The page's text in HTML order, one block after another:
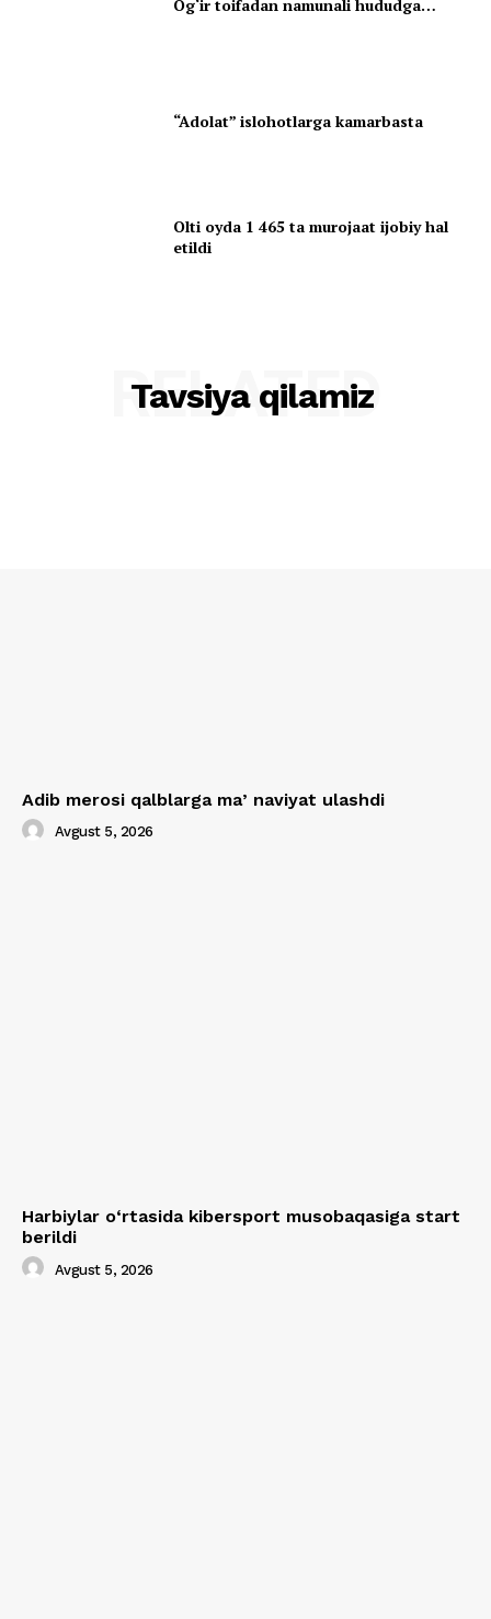
Og‘ir toifadan namunali hududga…
“Adolat” islohotlarga kamarbasta
Olti oyda 1 465 ta murojaat ijobiy hal
etildi
Tavsiya qilamiz
RELATED
Adib merosi qalblarga maʼnaviyat ulashdi
Avgust 5, 2026
Harbiylar o‘rtasida kibersport musobaqasiga start
berildi
Avgust 5, 2026